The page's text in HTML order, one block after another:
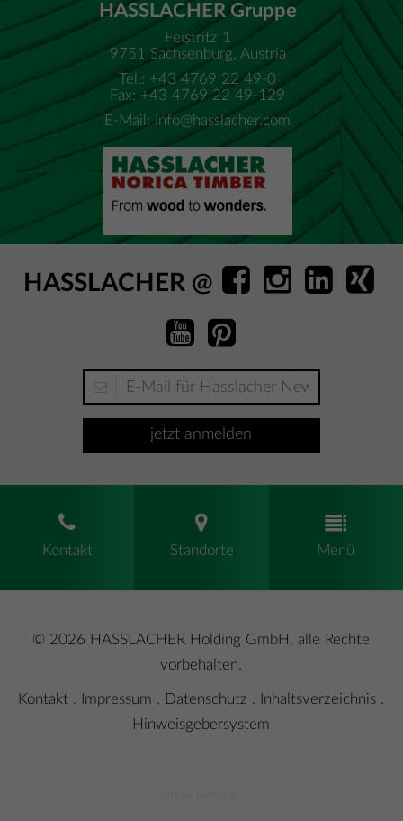
HASSLACHER Gruppe
Feistritz 1
9751 Sachsenburg, Austria
Tel.: +43 4769 22 49-0
Fax: +43 4769 22 49-129
E-Mail: info@hasslacher.com
HASSLACHER @
jetzt anmelden
Kontakt Standorte Menü
© 2026 HASSLACHER Holding GmbH, alle Rechte
vorbehalten.
Kontakt Impressum Datenschutz Inhaltsverzeichnis
Hinweisgebersystem